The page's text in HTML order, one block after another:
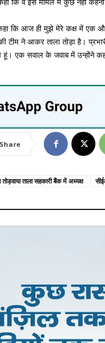
कहा कि वे इस मामले में कुछ नहीं
कि आज ही मुझे मेरे कक्ष में एक
ने आकर ताला तोड़ा है।
एक सवाल के जवाब में उन्होंने
Share
ताला सहकारी बैंक में अध्यक्ष